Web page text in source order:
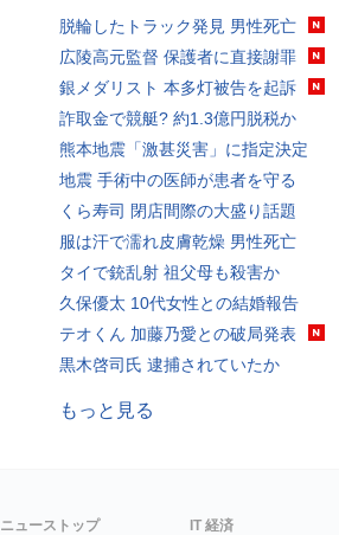
脱輪したトラック発見 男性死亡
広陵高元監督 保護者に直接謝罪
銀メダリスト 本多灯被告を起訴
詐取金で競艇? 約1.3億円脱税か
熊本地震「激甚災害」に指定決定
地震 手術中の医師が患者を守る
くら寿司 閉店間際の大盛り話題
服は汗で濡れ皮膚乾燥 男性死亡
タイで銃乱射 祖父母も殺害か
久保優太 10代女性との結婚報告
テオくん 加藤乃愛との破局発表
黒木啓司氏 逮捕されていたか
もっと見る
ニューストップ IT 経済